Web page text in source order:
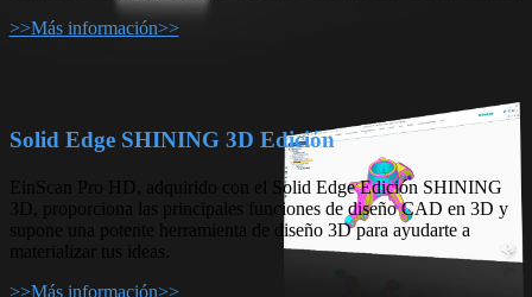
>>Más información>>
Solid Edge SHINING 3D Edición
EinScan Pro HD, adquirido con el Solid Edge Edición SHINING
3D, proporciona las principales funciones de diseño CAD en 3D y
supone una potente herramienta de diseño 3D para ayudarte a
materializar tus ideas.
>>Más información>>